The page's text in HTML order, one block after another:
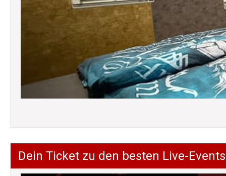
Dein Ticket zu den besten Live-Events